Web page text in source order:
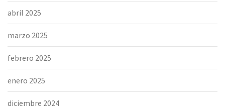
abril 2025
marzo 2025
febrero 2025
enero 2025
diciembre 2024